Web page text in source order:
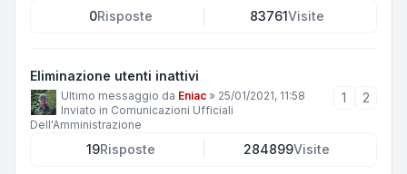
0Risposte 83761Visite
Eliminazione utenti inattivi
Ultimo messaggio da Eniac » 25/01/2021, 11:58
Inviato in Comunicazioni Ufficiali
Dell'Amministrazione
1 2
19Risposte 284899Visite